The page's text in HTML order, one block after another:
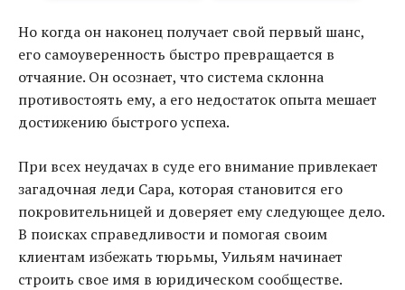
Но когда он наконец получает свой первый шанс,
его самоуверенность быстро превращается в
отчаяние. Он осознает, что система склонна
противостоять ему, а его недостаток опыта мешает
достижению быстрого успеха.
При всех неудачах в суде его внимание привлекает
загадочная леди Сара, которая становится его
покровительницей и доверяет ему следующее дело.
В поисках справедливости и помогая своим
клиентам избежать тюрьмы, Уильям начинает
строить свое имя в юридическом сообществе.